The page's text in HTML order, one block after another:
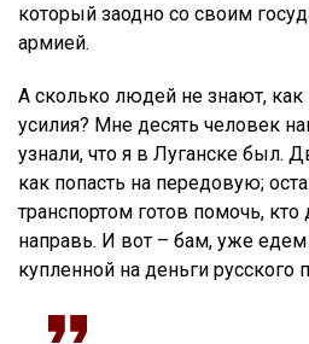
который заодно со своим
армией.
А сколько людей не знают,
усилия? Мне десять человек
узнали, что я в Луганске был.
как попасть на передовую;
транспортом готов помочь,
направь. И вот – бам, уже
купленной на деньги